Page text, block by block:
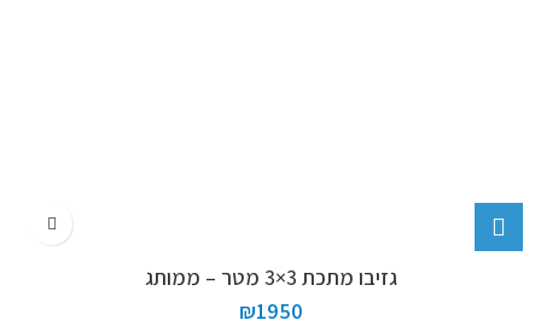
גזיבו מתכת 3×3 מטר – ממותג
₪1950